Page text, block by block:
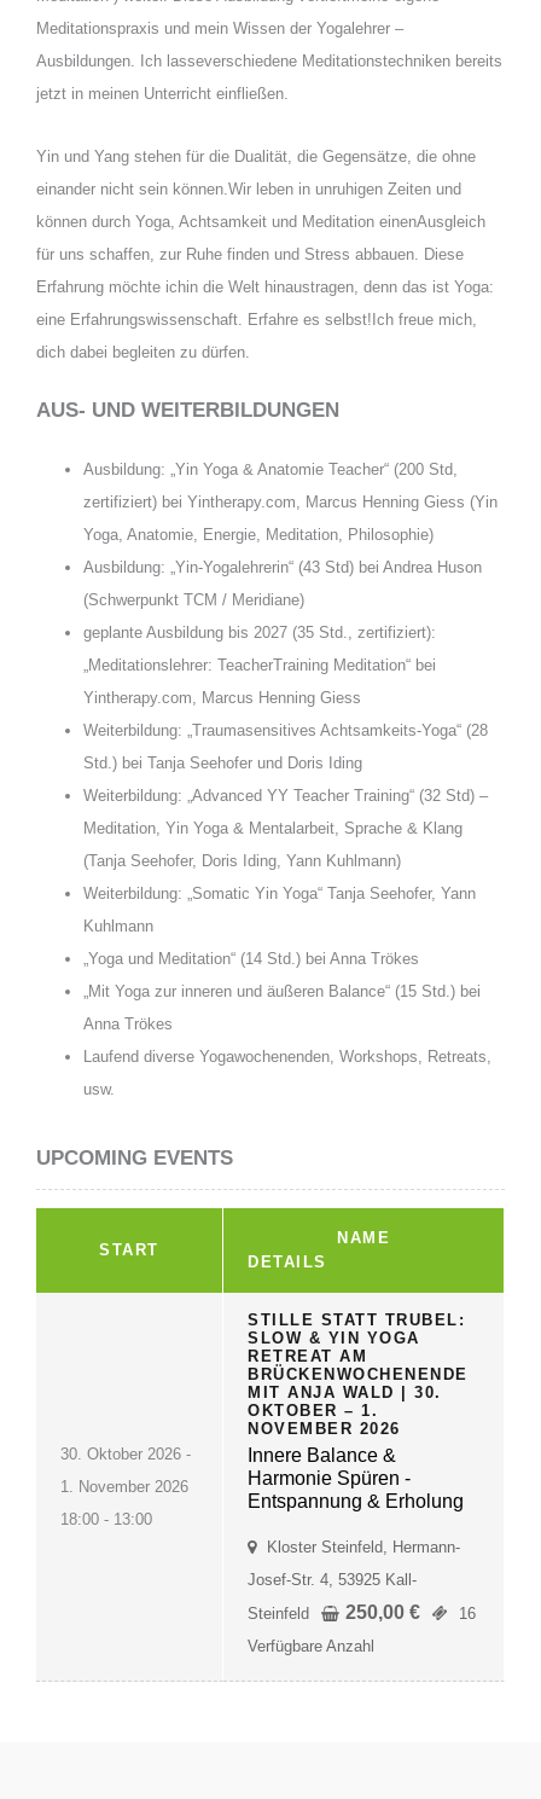
Meditationspraxis und mein Wissen der Yogalehrer –
Ausbildungen. Ich lasseverschiedene Meditationstechniken bereits
jetzt in meinen Unterricht einfließen.
Yin und Yang stehen für die Dualität, die Gegensätze, die ohne
einander nicht sein können.Wir leben in unruhigen Zeiten und
können durch Yoga, Achtsamkeit und Meditation einenAusgleich
für uns schaffen, zur Ruhe finden und Stress abbauen. Diese
Erfahrung möchte ichin die Welt hinaustragen, denn das ist Yoga:
eine Erfahrungswissenschaft. Erfahre es selbst!Ich freue mich,
dich dabei begleiten zu dürfen.
AUS- UND WEITERBILDUNGEN
Ausbildung: „Yin Yoga & Anatomie Teacher“ (200 Std,
zertifiziert) bei Yintherapy.com, Marcus Henning Giess (Yin
Yoga, Anatomie, Energie, Meditation, Philosophie)
Ausbildung: „Yin-Yogalehrerin“ (43 Std) bei Andrea Huson
(Schwerpunkt TCM / Meridiane)
geplante Ausbildung bis 2027 (35 Std., zertifiziert):
„Meditationslehrer: TeacherTraining Meditation“ bei
Yintherapy.com, Marcus Henning Giess
Weiterbildung: „Traumasensitives Achtsamkeits-Yoga“ (28
Std.) bei Tanja Seehofer und Doris Iding
Weiterbildung: „Advanced YY Teacher Training“ (32 Std) –
Meditation, Yin Yoga & Mentalarbeit, Sprache & Klang
(Tanja Seehofer, Doris Iding, Yann Kuhlmann)
Weiterbildung: „Somatic Yin Yoga“ Tanja Seehofer, Yann
Kuhlmann
„Yoga und Meditation“ (14 Std.) bei Anna Trökes
„Mit Yoga zur inneren und äußeren Balance“ (15 Std.) bei
Anna Trökes
Laufend diverse Yogawochenenden, Workshops, Retreats,
usw.
UPCOMING EVENTS
START
NAME
DETAILS
30. Oktober 2026 -
1. November 2026
18:00 - 13:00
STILLE STATT TRUBEL:
SLOW & YIN YOGA
RETREAT AM
BRÜCKENWOCHENENDE
MIT ANJA WALD | 30.
OKTOBER – 1.
NOVEMBER 2026
Innere Balance &
Harmonie Spüren -
Entspannung & Erholung
Kloster Steinfeld, Hermann-
Josef-Str. 4, 53925 Kall-
Steinfeld
250,00 €
16
Verfügbare Anzahl